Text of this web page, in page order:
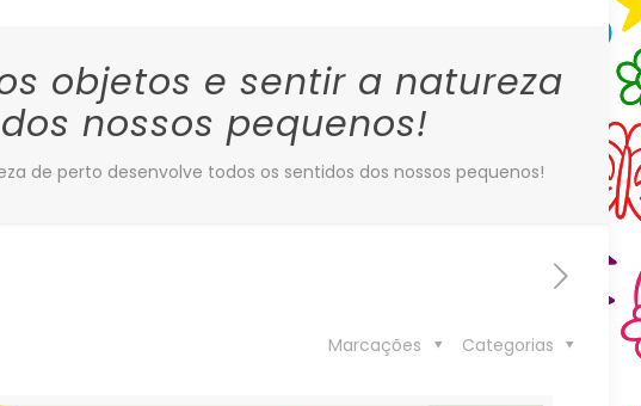
objetos e sentir a natureza
nossos pequenos!
de perto desenvolve todos os sentidos dos nossos pequenos!
Categorias
Marcações